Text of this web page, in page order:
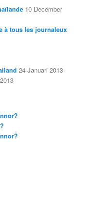
10 December
à tous les journaleux
24 Januari 2013